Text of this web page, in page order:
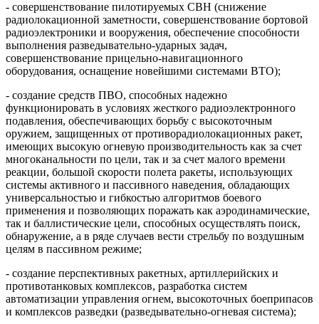
- совершенствование пилотируемых СВН (снижение
радиолокационной заметности, совершенствование бортовой
радиоэлектроники и вооружения, обеспечение способности
выполнения разведывательно-ударных задач,
совершенствование прицельно-навигационного
оборудования, оснащение новейшими системами ВТО);
- создание средств ПВО, способных надежно
функционировать в условиях жесткого радиоэлектронного
подавления, обеспечивающих борьбу с высокоточным
оружием, защищенных от противорадиолокационных ракет,
имеющих высокую огневую производительность как за счет
многоканальности по цели, так и за счет малого времени
реакции, большой скорости полета ракеты, использующих
системы активного и пассивного наведения, обладающих
универсальностью и гибкостью алгоритмов боевого
применения и позволяющих поражать как аэродинамические,
так и баллистические цели, способных осуществлять поиск,
обнаружение, а в ряде случаев вести стрельбу по воздушным
целям в пассивном режиме;
- создание перспективных ракетных, артиллерийских и
противотанковых комплексов, разработка систем
автоматизации управления огнем, высокоточных боеприпасов
и комплексов разведки (разведывательно-огневая система);